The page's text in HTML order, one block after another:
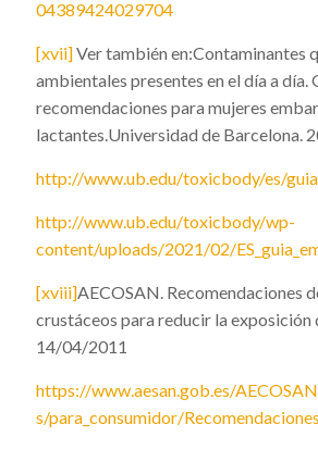
04389424029704
[xvii]Ver también en:Contaminantes
ambientales presentes en el día a día.
recomendaciones para mujeres
lactantes.Universidad de Barcelona.
http://www.ub.edu/toxicbody/es/
http://www.ub.edu/toxicbody/wp-
content/uploads/2021/02/
[xviii]AECOSAN. Recomendaciones
crustáceos para reducir la exposición
14/04/2011
https://www.aesan.gob.es/
s/para_consumidor/